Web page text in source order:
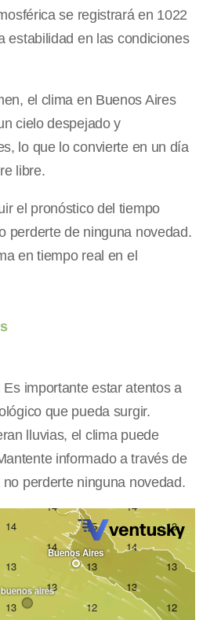
se registrará en 1022
estabilidad en las condiciones
el clima en Buenos Aires
cielo despejado y
lo que lo convierte en un día
libre.
el pronóstico del tiempo
perderte de ninguna novedad.
en tiempo real en el
Es importante estar atentos a
que pueda surgir.
lluvias, el clima puede
informado a través de
perderte ninguna novedad.